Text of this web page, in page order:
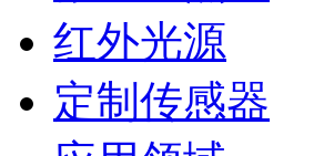
红外光源
定制传感器